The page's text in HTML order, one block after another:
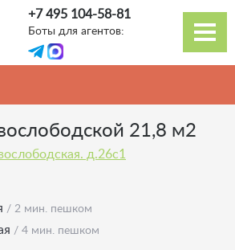
+7 495 104-58-81
Боты для агентов:
21,8 м2
д.26с1
/ 2 мин. пешком
/ 4 мин. пешком